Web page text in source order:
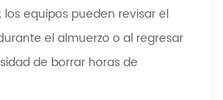
equipos pueden revisar el
el almuerzo o al regresar
de borrar horas de